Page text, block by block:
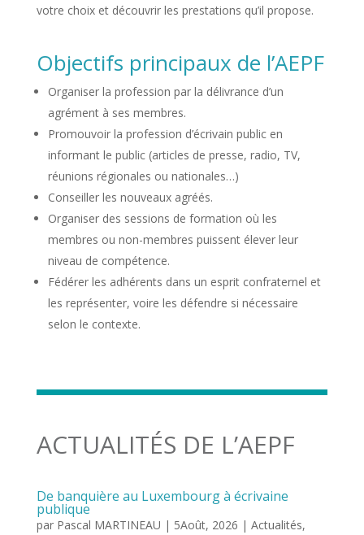
votre choix et découvrir les prestations qu’il propose.
Objectifs principaux de l’AEPF
Organiser la profession par la délivrance d’un
agrément à ses membres.
Promouvoir la profession d’écrivain public en
informant le public (articles de presse, radio, TV,
réunions régionales ou nationales…)
Conseiller les nouveaux agréés.
Organiser des sessions de formation où les
membres ou non-membres puissent élever leur
niveau de compétence.
Fédérer les adhérents dans un esprit confraternel et
les représenter, voire les défendre si nécessaire
selon le contexte.
ACTUALITÉS DE L’AEPF
De banquière au Luxembourg à écrivaine
publique
par Pascal MARTINEAU | 5Août, 2026 | Actualités,